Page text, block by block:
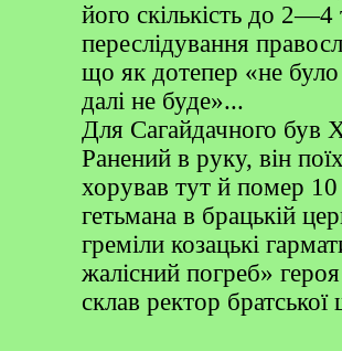
його скількість до
переслідування
що як дотепер «не було
далі не буде»...
Для Сагайдачного був
Ранений в руку, він
хорував тут й помер
гетьмана в брацькій
греміли козацькі
жалісний погреб»
склав ректор